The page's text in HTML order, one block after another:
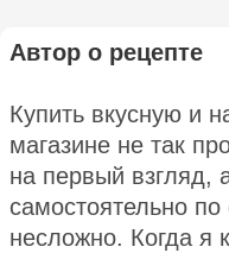
Автор о рецепте
Купить вкусную и
магазине не так
на первый взгляд,
самостоятельно
несложно. Когда я